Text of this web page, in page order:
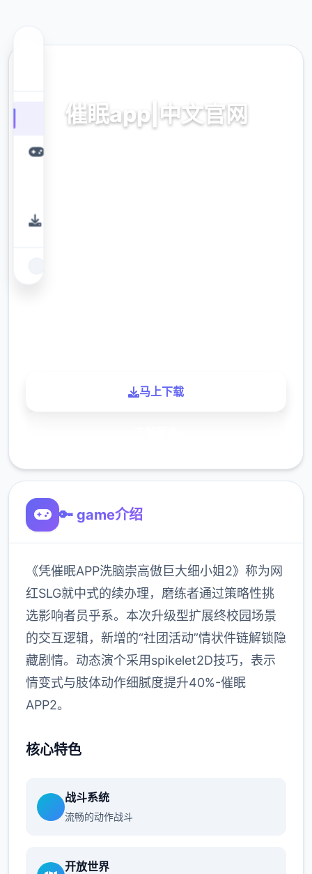
催眠app|中文官网
马上下载
🔑 game介绍
《凭催眠APP洗脑崇高傲巨大细小姐2》称为网
红SLG就中式的续办理，磨练者通过策略性挑
选影响者员乎系。本次升级型扩展终校园场景
的交互逻辑，新增的“社团活动”情状件链解锁隐
藏剧情。动态演个采用spikelet2D技巧，表示
情变式与肢体动作细腻度提升40%-催眠
APP2。
核心特色
战斗系统
流畅的动作战斗
开放世界